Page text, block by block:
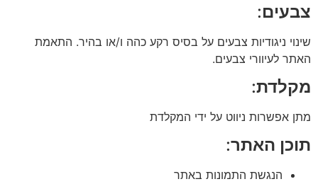
צבעים:
שינוי ניגודיות צבעים על בסיס רקע כהה ו/או בהיר. התאמת
האתר לעיוורי צבעים.
מקלדת:
מתן אפשרות ניווט על ידי המקלדת
תוכן האתר:
הנגשת התמונות באתר